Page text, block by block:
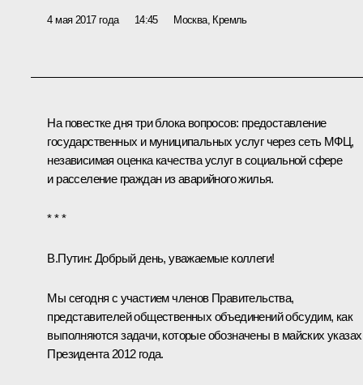
4 мая 2017 года 14:45 Москва, Кремль
На повестке дня три блока вопросов: предоставление
государственных и муниципальных услуг через сеть МФЦ,
независимая оценка качества услуг в социальной сфере
и расселение граждан из аварийного жилья.
* * *
В.Путин: Добрый день, уважаемые коллеги!
Мы сегодня с участием членов Правительства,
представителей общественных объединений обсудим, как
выполняются задачи, которые обозначены в майских указах
Президента 2012 года.